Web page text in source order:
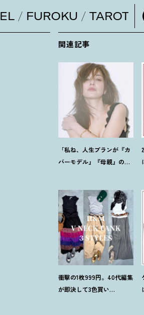
FUROKU TAROT
関連記事
「私ね、人生プランが『カ
バーモデル』『母親』の二
衝撃の1枚999円。40代編集
が即決して3色買い